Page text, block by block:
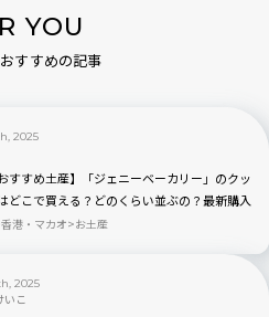
YOU
すすめの記事
2025
おすすめ土産】「ジェニーベーカリー」のクッ
どこで買える？どのくらい並ぶの？最新購入
！
香港・マカオ お土産
2025
いこ